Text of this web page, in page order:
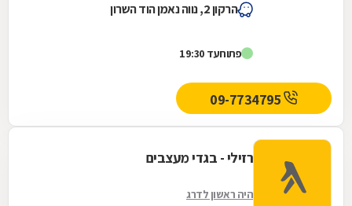
הרקון 2, נווה נאמן הוד השרון
פתוחעד 19:30
רזילי - בגדי מעצבים
היה ראשון לדרג